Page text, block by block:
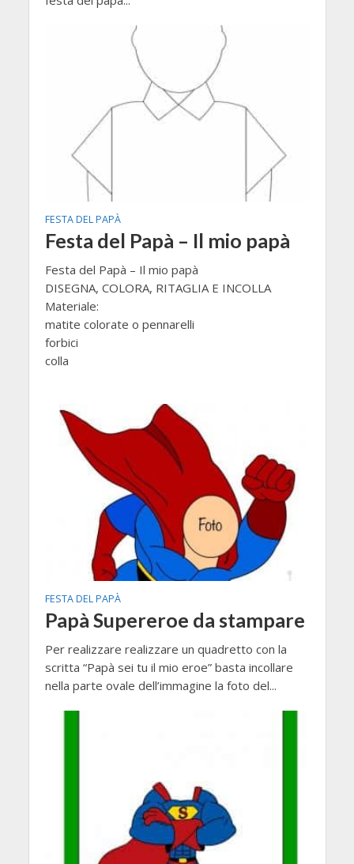
FESTA DEL PAPÀ
Festa del Papà – Il mio papà
Festa del Papà – Il mio papà
DISEGNA, COLORA, RITAGLIA E INCOLLA
Materiale:
matite colorate o pennarelli
forbici
colla
FESTA DEL PAPÀ
Papà Supereroe da stampare
Per realizzare realizzare un quadretto con la
scritta “Papà sei tu il mio eroe” basta incollare
nella parte ovale dell’immagine la foto del...